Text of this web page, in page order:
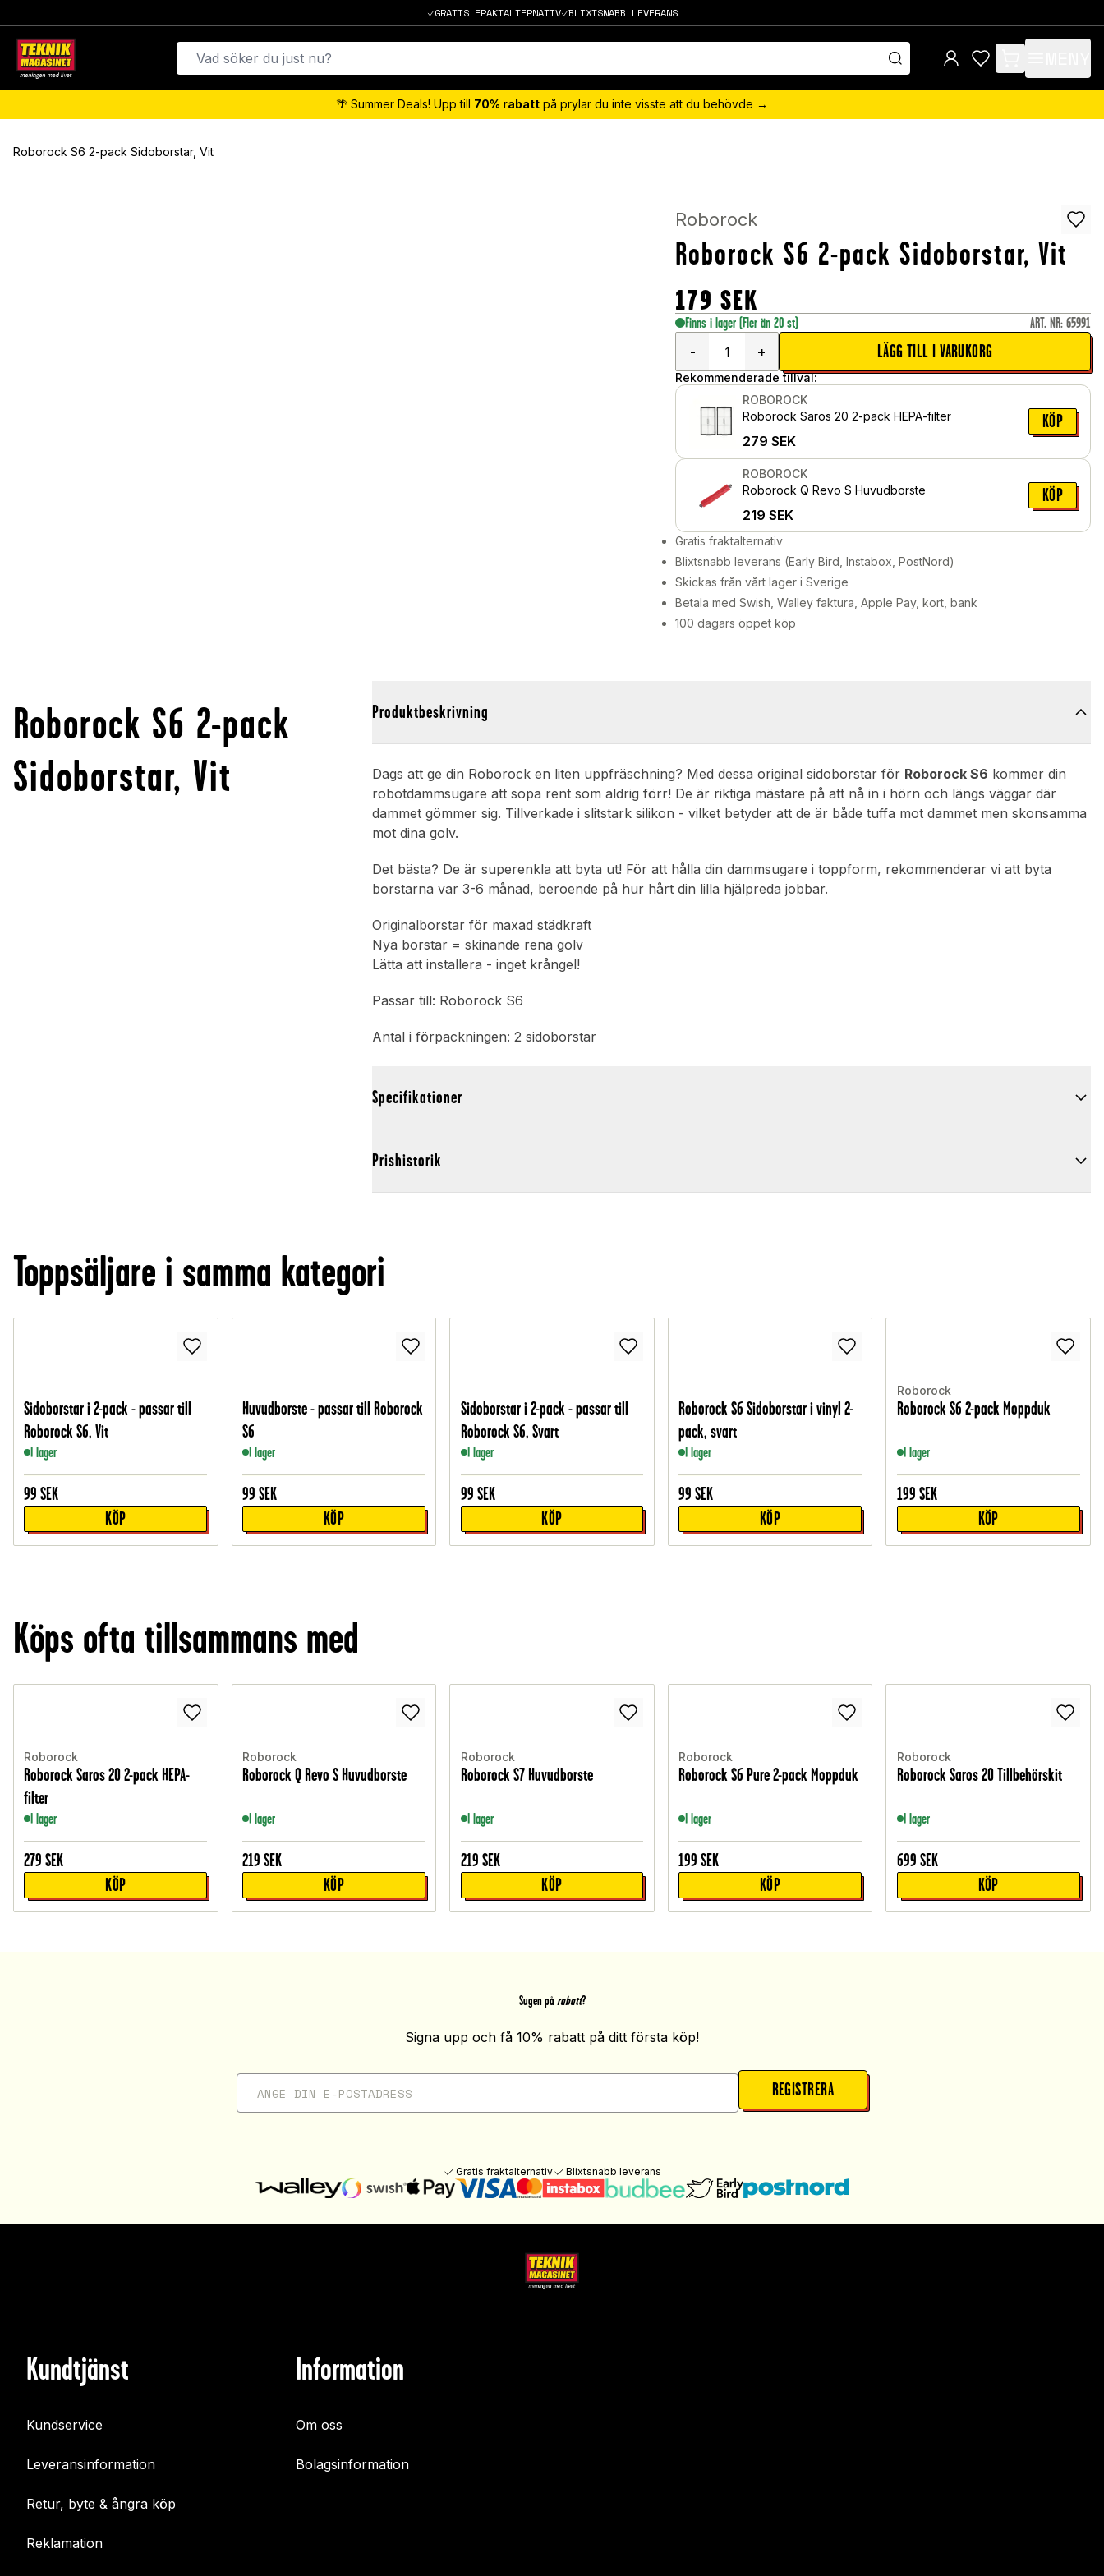
GRATIS FRAKTALTERNATIV BLIXTSNABB LEVERANS
items in cart, view
🌴 Summer Deals! Upp till 70% rabatt på prylar du inte visste att du behövde →
Roborock S6 2-pack Sidoborstar, Vit
Roborock
Roborock S6 2-pack Sidoborstar, Vit
179 SEK
Finns i lager (Fler än 20 st) ART. NR: 65991
-
+ LÄGG TILL I VARUKORG
Rekommenderade tillval:
ROBOROCK
Roborock Saros 20 2-pack HEPA-filter
279 SEK
KÖP
ROBOROCK
Roborock Q Revo S Huvudborste
219 SEK
KÖP
Gratis fraktalternativ
Blixtsnabb leverans (Early Bird, Instabox, PostNord)
Skickas från vårt lager i Sverige
Betala med Swish, Walley faktura, Apple Pay, kort, bank
100 dagars öppet köp
Roborock S6 2-pack
Sidoborstar, Vit
Produktbeskrivning
Dags att ge din Roborock en liten uppfräschning? Med dessa original sidoborstar för Roborock S6 kommer din
robotdammsugare att sopa rent som aldrig förr! De är riktiga mästare på att nå in i hörn och längs väggar där
dammet gömmer sig. Tillverkade i slitstark silikon - vilket betyder att de är både tuffa mot dammet men skonsamma
mot dina golv.
Det bästa? De är superenkla att byta ut! För att hålla din dammsugare i toppform, rekommenderar vi att byta
borstarna var 3-6 månad, beroende på hur hårt din lilla hjälpreda jobbar.
Originalborstar för maxad städkraft
Nya borstar = skinande rena golv
Lätta att installera - inget krångel!
Passar till: Roborock S6
Antal i förpackningen: 2 sidoborstar
Specifikationer
Prishistorik
Toppsäljare i samma kategori
Sidoborstar i 2-pack - passar till
Roborock S6, Vit
I lager
99 SEK
KÖP
Huvudborste - passar till Roborock
S6
I lager
99 SEK
KÖP
Sidoborstar i 2-pack - passar till
Roborock S6, Svart
I lager
99 SEK
KÖP
Roborock S6 Sidoborstar i vinyl 2-
pack, svart
I lager
99 SEK
KÖP
Roborock
Roborock S6 2-pack Moppduk
I lager
199 SEK
KÖP
Köps ofta tillsammans med
Roborock
Roborock Saros 20 2-pack HEPA-
filter
I lager
279 SEK
KÖP
Roborock
Roborock Q Revo S Huvudborste
I lager
219 SEK
KÖP
Roborock
Roborock S7 Huvudborste
I lager
219 SEK
KÖP
Roborock
Roborock S6 Pure 2-pack Moppduk
I lager
199 SEK
KÖP
Roborock
Roborock Saros 20 Tillbehörskit
I lager
699 SEK
KÖP
Sugen på rabatt?
Signa upp och få 10% rabatt på ditt första köp!
REGISTRERA
Gratis fraktalternativ Blixtsnabb leverans
Kundtjänst
Kundservice
Leveransinformation
Retur, byte & ångra köp
Reklamation
Information
Om oss
Bolagsinformation